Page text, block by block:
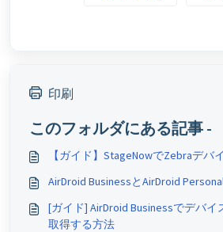
印刷
このフォルダにある記事 -
【ガイド】StageNowでZebraデバ
AirDroid BusinessとAirDroid
[ガイド] AirDroid Businessでデバ
取得する方法